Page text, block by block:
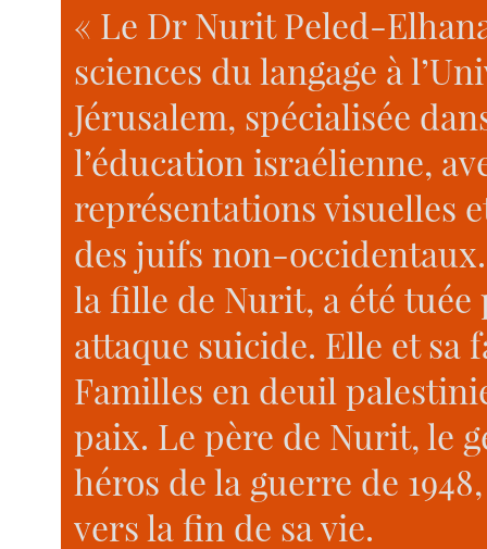
« Le Dr Nurit Peled-
sciences du langage à
Jérusalem, spécialisée
l’éducation israélienne,
représentations visuelles
des juifs non-
la fille de Nurit, a été
attaque suicide. Elle et sa
Familles en deuil
paix. Le père de Nurit, le
héros de la guerre de
vers la fin de sa vie.